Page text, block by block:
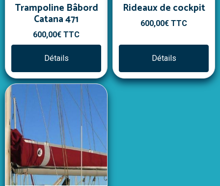
Trampoline Bâbord
Catana 471
600,00€ TTC
Détails
Rideaux de cockpit
600,00€ TTC
Détails